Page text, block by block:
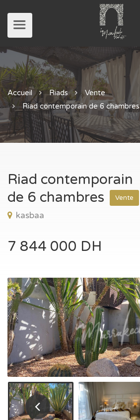
Accueil Riads
Vente
Riad contemporain de 6 chambres
Riad contemporain
de 6 chambres
Vente
kasbaa
7 844 000 DH